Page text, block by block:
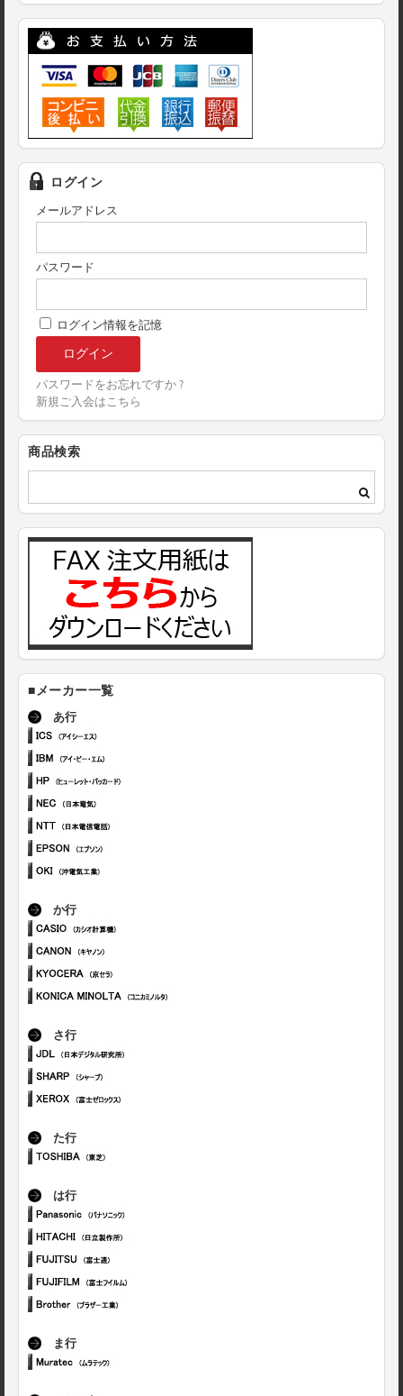
ログイン
メールアドレス
パスワード
ログイン情報を記憶
パスワードをお忘れですか ?
新規ご入会はこちら
商品検索
■メーカー一覧
あ行
か行
さ行
た行
は行
ま行